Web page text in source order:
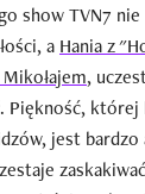
show TVN7 nie
a Hania z
,
Piękność,
jest